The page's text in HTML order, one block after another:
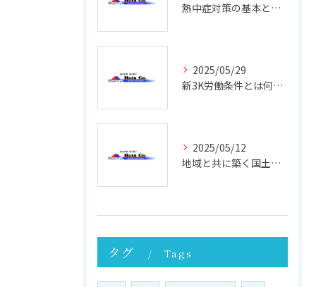
熱中症対策の基本と現場で実践できる効果的な方法
2025/05/29
新3K労働条件とは何か 働きやすさと未来を考える
2025/05/12
地域と共に築く国土強靭化の未来 ─ その重要性と実践への第一歩
タグ Tags